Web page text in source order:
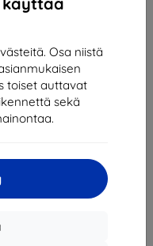
Osa niistä
toiset auttavat
sekä